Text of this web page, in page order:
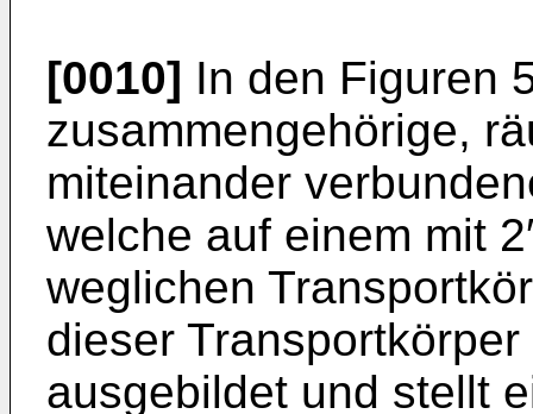
[0010] In den Figuren
zusammengehöri­ge,
miteinander
welche auf einem mit
weglichen
dieser
ausgebildet und stellt